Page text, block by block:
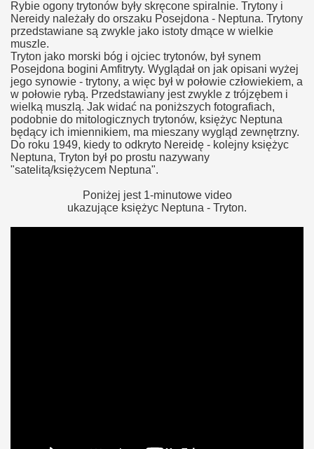
Rybie ogony trytonów były skręcone spiralnie. Trytony i
Nereidy należały do orszaku Posejdona - Neptuna. Trytony
przedstawiane są zwykle jako istoty dmące w wielkie
muszle.
Tryton jako morski bóg i ojciec trytonów, był synem
Posejdona bogini Amfitryty. Wyglądał on jak opisani wyżej
jego synowie - trytony, a więc był w połowie człowiekiem, a
w połowie rybą. Przedstawiany jest zwykle z trójzębem i
wielką muszlą. Jak widać na poniższych fotografiach,
podobnie do mitologicznych trytonów, księżyc Neptuna
będący ich imiennikiem, ma mieszany wygląd zewnętrzny.
Do roku 1949, kiedy to odkryto Nereidę - kolejny księżyc
Neptuna, Tryton był po prostu nazywany
"satelitą/księżycem Neptuna".
Poniżej jest 1-minutowe video
ukazujące księżyc Neptuna - Tryton.